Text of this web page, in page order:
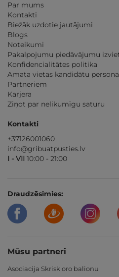
Par mums
Kontakti
Biežāk uzdotie jautājumi
Blogs
Noteikumi
Pakalpojumu piedāvājumu
Konfidencialitātes politika
Amata vietas kandidātu
Partneriem
Karjera
Ziņot par nelikumīgu saturu
Kontakti
+37126001060
info@gribuatpusties.lv
I - VII 10:00 - 21:00
Draudzēsimies:
Mūsu partneri
Asociacija Skrisk oro balionu